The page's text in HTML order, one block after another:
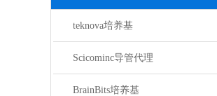
teknova培养基
Scicominc导管代理
BrainBits培养基